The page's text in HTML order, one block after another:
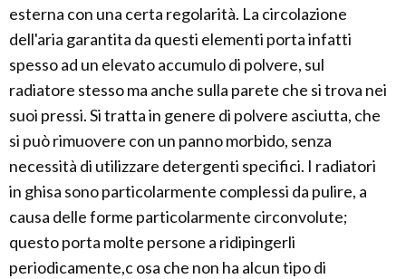
esterna con una certa regolarità. La circolazione
dell'aria garantita da questi elementi porta infatti
spesso ad un elevato accumulo di polvere, sul
radiatore stesso ma anche sulla parete che si trova nei
suoi pressi. Si tratta in genere di polvere asciutta, che
si può rimuovere con un panno morbido, senza
necessità di utilizzare detergenti specifici. I radiatori
in ghisa sono particolarmente complessi da pulire, a
causa delle forme particolarmente circonvolute;
questo porta molte persone a ridipingerli
periodicamente,c osa che non ha alcun tipo di